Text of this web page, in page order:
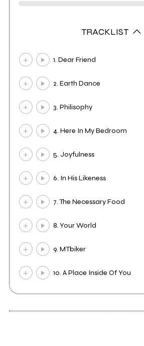
TRACKLIST
1. Dear Friend
2. Earth Dance
3. Philisophy
4. Here In My Bedroom
5. Joyfulness
6. In His Likeness
7. The Necessary Food
8. Your World
9. MTbiker
10. A Place Inside Of You